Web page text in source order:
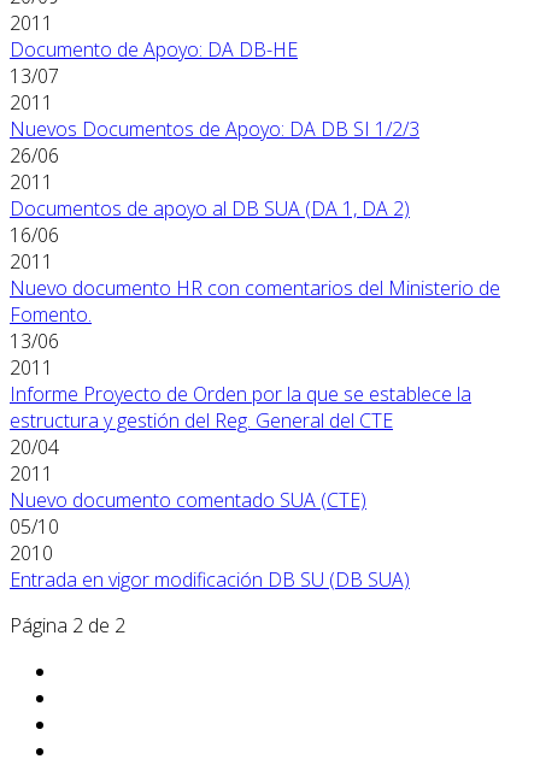
2011
Documento de Apoyo: DA DB-HE
13/07
2011
Nuevos Documentos de Apoyo: DA DB SI 1/2/3
26/06
2011
Documentos de apoyo al DB SUA (DA 1, DA 2)
16/06
2011
Nuevo documento HR con comentarios del Ministerio de
Fomento.
13/06
2011
Informe Proyecto de Orden por la que se establece la
estructura y gestión del Reg. General del CTE
20/04
2011
Nuevo documento comentado SUA (CTE)
05/10
2010
Entrada en vigor modificación DB SU (DB SUA)
Página 2 de 2